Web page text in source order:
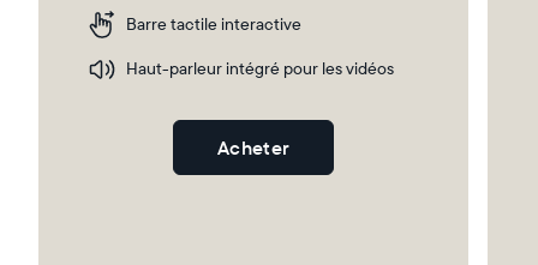
Actuelle
France
Choisissez votre localisation
Barre tactile interactive
Haut-parleur intégré pour les vidéos
Acheter